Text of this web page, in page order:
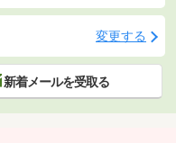
変更する
新着メールを受取る